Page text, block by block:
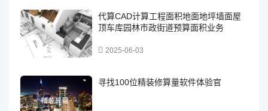
代算CAD计算工程面积地面地坪墙面屋
顶车库园林市政街道预算面积业务
2025-06-03
寻找100位精装修算量软件体验官